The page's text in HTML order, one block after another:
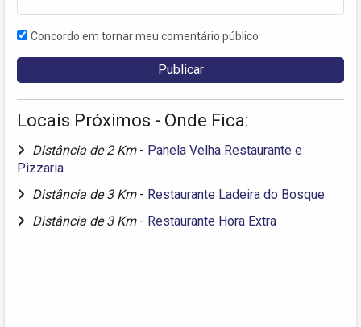
Concordo em tornar meu comentário público
Locais Próximos - Onde Fica:
Distância de 2 Km - Panela Velha Restaurante e
Pizzaria
Distância de 3 Km - Restaurante Ladeira do Bosque
Distância de 3 Km - Restaurante Hora Extra